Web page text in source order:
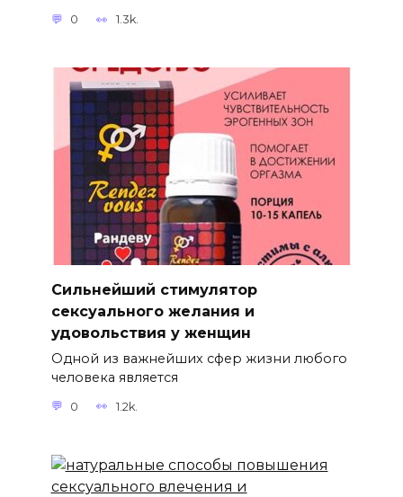
0 1.3k.
Сильнейший стимулятор
сексуального желания и
удовольствия у женщин
Одной из важнейших сфер жизни любого
человека является
0 1.2k.